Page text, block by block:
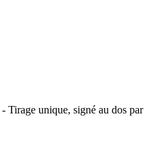
Tirage unique, signé au dos par